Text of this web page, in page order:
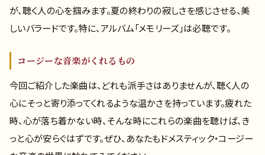
が、聴く人の心を掴みます。夏の終わりの寂しさを感じさせる、美
しいバラードです。特に、アルバム「メモリーズ」は必聴です。
コージーな音楽がくれるもの
今回ご紹介した楽曲は、どれも派手さはありませんが、聴く人の
心にそっと寄り添ってくれるような温かさを持っています。疲れた
時、心が落ち着かない時、そんな時にこれらの楽曲を聴けば、き
っと心が安らぐはずです。ぜひ、あなたもドメスティック・コージー